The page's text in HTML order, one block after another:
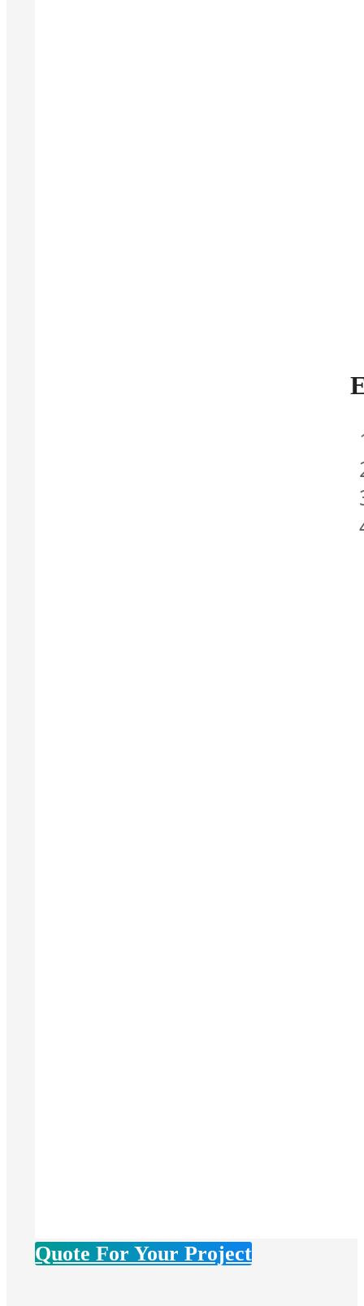
Quote For Your Project